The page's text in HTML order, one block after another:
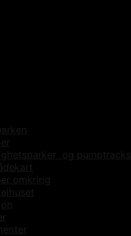
og pumptracks
omkring